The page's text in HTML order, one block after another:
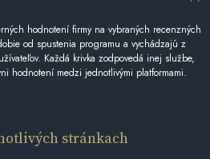
hodnotení firmy na vybraných recenzných
od spustenia programu a vychádzajú z
Každá krivka zodpovedá inej službe,
hodnotení medzi jednotlivými platformami.
stránkach